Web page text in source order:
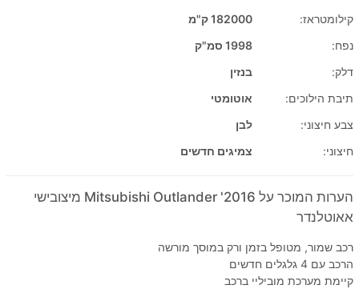
קילומטראז:
182000 ק"מ
נפח:
1998 סמ"ק
דלק:
בנזין
תיבת הילוכים:
אוטומטי
צבע חיצוני:
לבן
חיצוני:
צמיגים חדשים
הערות המוכר על 2016' Mitsubishi Outlander מיצובישי
אאוטלנדר
רכב שמור, מטופל בזמן ורק במוסך מורשה
הרכב עם 4 גלגלים חדשים
קיימת מערכת מוביליי ברכב